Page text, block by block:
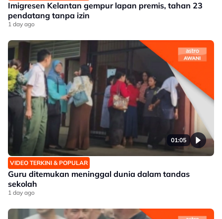
Imigresen Kelantan gempur lapan premis, tahan 23
pendatang tanpa izin
1 day ago
01:05
VIDEO TERKINI & POPULAR
Guru ditemukan meninggal dunia dalam tandas
sekolah
1 day ago